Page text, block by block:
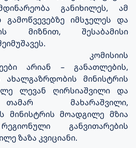
განიხილეს, ამ
იმსჯელეს და
მიზნით, შესაბამისი
კომისიის
არიან – განათლების,
ახალგაზრდობის მინისტრის
ლევან ღირსიაშვილი და
მახარაშვილი,
მინისტრის მოადგილე მზია
განვითარების
ზაზა კვიციანი.